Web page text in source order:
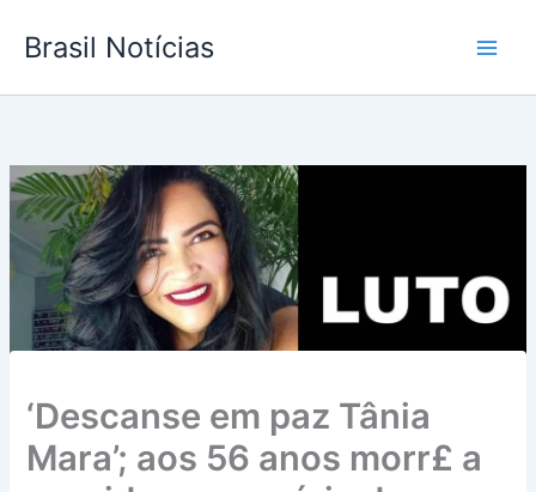
para
conteúdo
Brasil Notícias
‘Descanse em paz Tânia
Mara’; aos 56 anos morr£ a